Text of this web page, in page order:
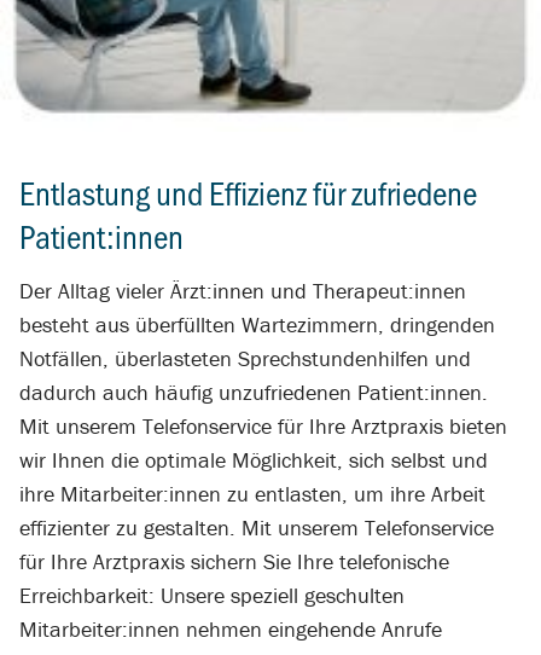
Entlastung und Effizienz für zufriedene
Patient:innen
Der Alltag vieler Ärzt:innen und Therapeut:innen
besteht aus überfüllten Wartezimmern, dringenden
Notfällen, überlasteten Sprechstundenhilfen und
dadurch auch häufig unzufriedenen Patient:innen.
Mit unserem Telefonservice für Ihre Arztpraxis bieten
wir Ihnen die optimale Möglichkeit, sich selbst und
ihre Mitarbeiter:innen zu entlasten, um ihre Arbeit
effizienter zu gestalten. Mit unserem Telefonservice
für Ihre Arztpraxis sichern Sie Ihre telefonische
Erreichbarkeit: Unsere speziell geschulten
Mitarbeiter:innen nehmen eingehende Anrufe